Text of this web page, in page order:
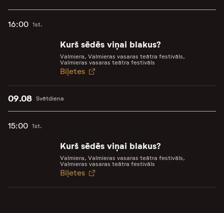
16:00 1st.
Kurš sēdēs viņai blakus?
Valmiera, Valmieras vasaras teātra festivāls,
Valmieras vasaras teātra festivāls
Biļetes
Svētdiena
09.08
15:00 1st.
Kurš sēdēs viņai blakus?
Valmiera, Valmieras vasaras teātra festivāls,
Valmieras vasaras teātra festivāls
Biļetes